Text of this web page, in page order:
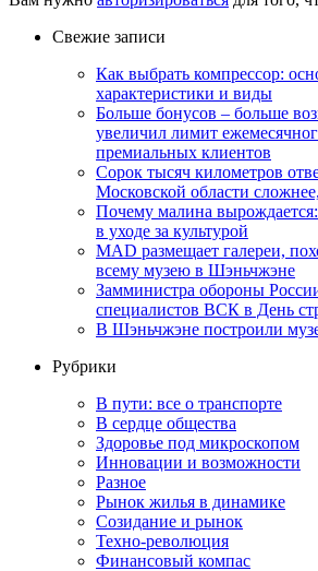
Свежие записи
Как выбрать компрессор:
характеристики и виды
Больше бонусов – больше
увеличил лимит
премиальных клиентов
Сорок тысяч километров
Московской области
Почему малина
в уходе за культурой
MAD размещает галереи,
всему музею в Шэньчжэне
Замминистра обороны
специалистов ВСК в День
В Шэньчжэне построили
Рубрики
В пути: все о транспорте
В сердце общества
Здоровье под микроскопом
Инновации и возможности
Разное
Рынок жилья в динамике
Созидание и рынок
Техно-революция
Финансовый компас